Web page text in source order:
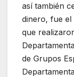
así también
dinero, fue el
que
de Grupos